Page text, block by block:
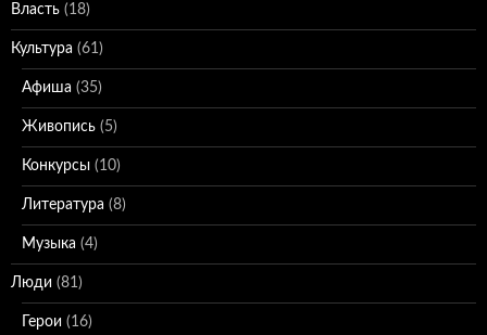
Власть (18)
Культура (61)
Афиша (35)
Живопись (5)
Конкурсы (10)
Литература (8)
Музыка (4)
Люди (81)
Герои (16)